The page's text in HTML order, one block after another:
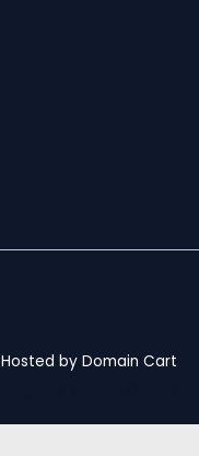
Hosted by Domain Cart